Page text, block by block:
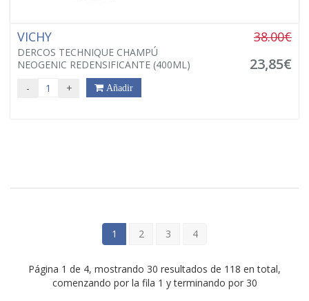
VICHY
DERCOS TECHNIQUE CHAMPÚ
NEOGENIC REDENSIFICANTE (400ML)
38.00€
23,85€
- + Añadir
1 2 3 4
Página 1 de 4, mostrando 30 resultados de 118 en total,
comenzando por la fila 1 y terminando por 30